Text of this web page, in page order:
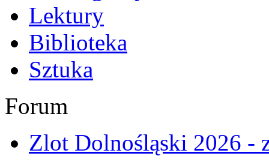
Lektury
Biblioteka
Sztuka
Forum
Zlot Dolnośląski 2026 -